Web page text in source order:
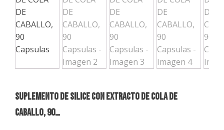
SUPLEMENTO DE SILICE CON EXTRACTO DE COLA DE
CABALLO, 90…